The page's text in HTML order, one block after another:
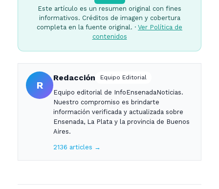
Este artículo es un resumen original con fines
informativos. Créditos de imagen y cobertura
completa en la fuente original. · Ver Política de
contenidos
R
Redacción Equipo Editorial
Equipo editorial de InfoEnsenadaNoticias.
Nuestro compromiso es brindarte
información verificada y actualizada sobre
Ensenada, La Plata y la provincia de Buenos
Aires.
2136 articles →